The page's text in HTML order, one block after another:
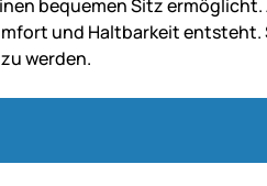
bequemen Sitz ermöglicht.
und Haltbarkeit entsteht.
werden.